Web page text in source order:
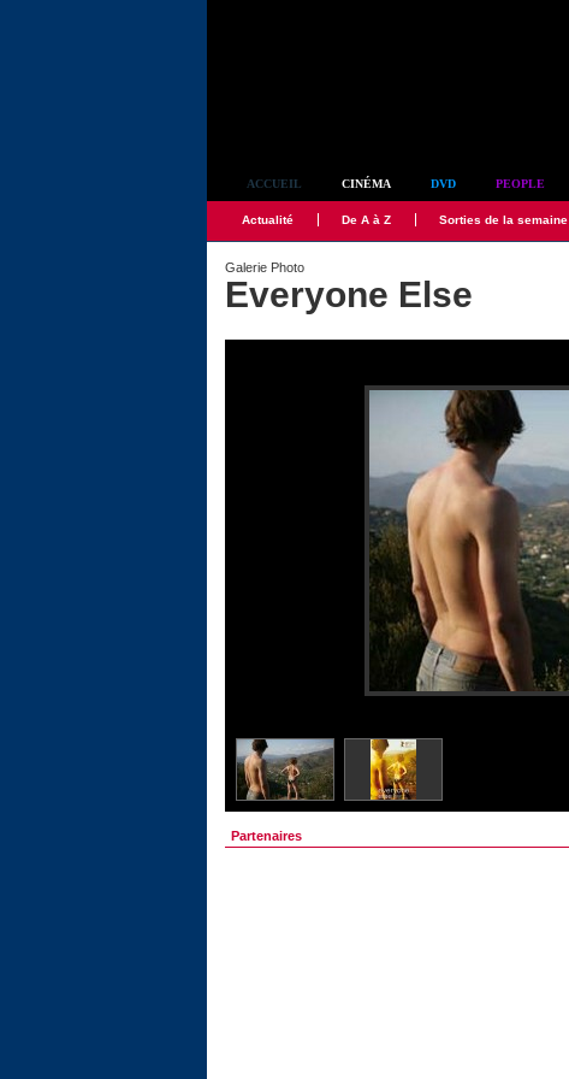
ACCUEIL CINÉMA DVD PEOPLE
Actualité De A à Z Sorties de la semaine
Galerie Photo
Everyone Else
Partenaires